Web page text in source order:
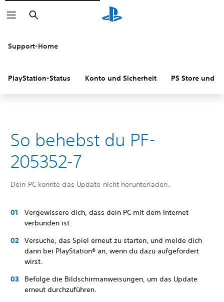
Suchen
Support-Home
PlayStation-Status Konto und Sicherheit PS Store und
So behebst du PF-
205352-7
Dein PC konnte das Update nicht herunterladen.
Vergewissere dich, dass dein PC mit dem Internet
verbunden ist.
Versuche, das Spiel erneut zu starten, und melde dich
dann bei PlayStation® an, wenn du dazu aufgefordert
wirst.
Befolge die Bildschirmanweisungen, um das Update
erneut durchzuführen.